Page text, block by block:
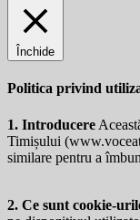
Închide
Politica privind
1. Introducere
Timișului (
similare pentru a
2. Ce sunt cookie-